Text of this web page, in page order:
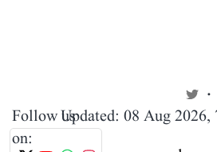
Updated: 08 Aug 2026,
Follow us
on: